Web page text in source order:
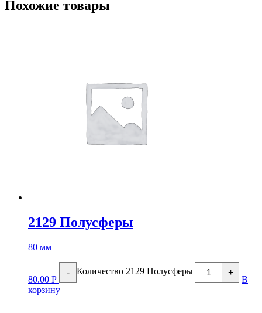
Похожие товары
2129 Полусферы
80 мм
80.00 Р
- Количество 2129 Полусферы +
В
корзину